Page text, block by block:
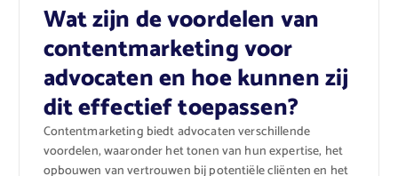
Wat zijn de voordelen van
contentmarketing voor
advocaten en hoe kunnen zij
dit effectief toepassen?
Contentmarketing biedt advocaten verschillende
voordelen, waaronder het tonen van hun expertise, het
opbouwen van vertrouwen bij potentiële cliënten en het